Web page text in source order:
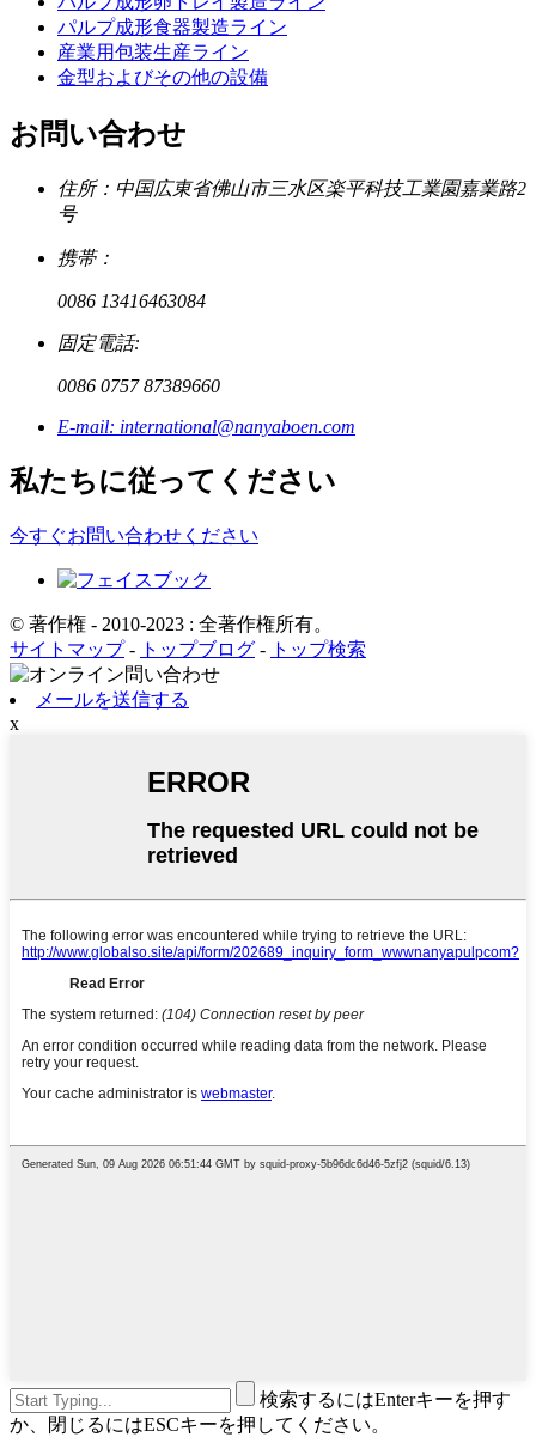
パルプ成形食器製造ライン
産業用包装生産ライン
金型およびその他の設備
お問い合わせ
住所：中国広東省佛山市三水区楽平科技工業園嘉業路2
号
携帯：
0086 13416463084
固定電話:
0086 0757 87389660
E-mail: international@nanyaboen.com
私たちに従ってください
今すぐお問い合わせください
© 著作権 - 2010-2023 : 全著作権所有。
サイトマップ- トップブログ - トップ検索
メールを送信する
x
検索するにはEnterキーを押す
か、閉じるにはESCキーを押してください。